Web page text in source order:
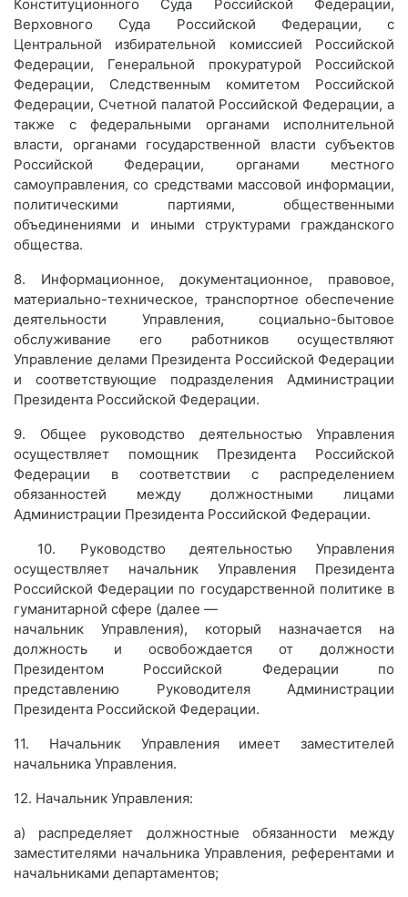
Конституционного Суда Российской Федерации,
Верховного Суда Российской Федерации, с
Центральной избирательной комиссией Российской
Федерации, Генеральной прокуратурой Российской
Федерации, Следственным комитетом Российской
Федерации, Счетной палатой Российской Федерации, а
также с федеральными органами исполнительной
власти, органами государственной власти субъектов
Российской Федерации, органами местного
самоуправления, со средствами массовой информации,
политическими партиями, общественными
объединениями и иными структурами гражданского
общества.
8. Информационное, документационное, правовое,
материально-техническое, транспортное обеспечение
деятельности Управления, социально-бытовое
обслуживание его работников осуществляют
Управление делами Президента Российской Федерации
и соответствующие подразделения Администрации
Президента Российской Федерации.
9. Общее руководство деятельностью Управления
осуществляет помощник Президента Российской
Федерации в соответствии с распределением
обязанностей между должностными лицами
Администрации Президента Российской Федерации.
10. Руководство деятельностью Управления
осуществляет начальник Управления Президента
Российской Федерации по государственной политике в
гуманитарной сфере (далее —
начальник Управления), который назначается на
должность и освобождается от должности
Президентом Российской Федерации по
представлению Руководителя Администрации
Президента Российской Федерации.
11. Начальник Управления имеет заместителей
начальника Управления.
12. Начальник Управления:
а) распределяет должностные обязанности между
заместителями начальника Управления, референтами и
начальниками департаментов;